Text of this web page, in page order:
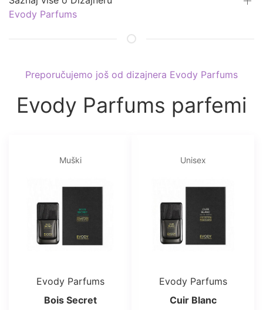
Evody Parfums
Preporučujemo još od dizajnera Evody Parfums
Evody Parfums parfemi
Muški
Evody Parfums
Bois Secret
Unisex
Evody Parfums
Cuir Blanc